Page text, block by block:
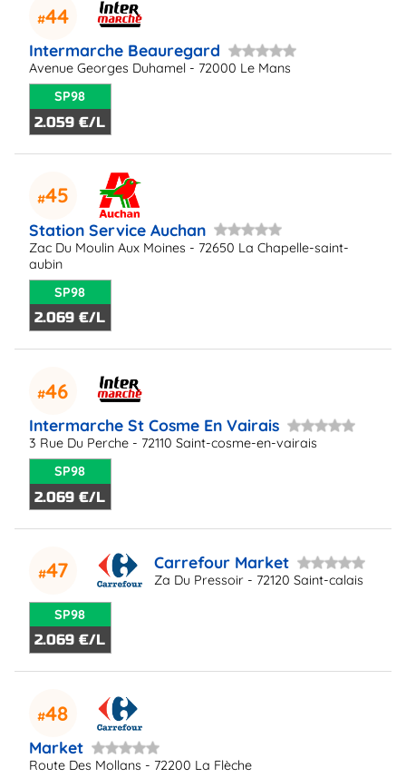
44
Intermarche Beauregard
Avenue Georges Duhamel - 72000 Le Mans
SP98
2.059 €/L
45
Station Service Auchan
Zac Du Moulin Aux Moines - 72650 La Chapelle-saint-
aubin
SP98
2.069 €/L
46
Intermarche St Cosme En Vairais
3 Rue Du Perche - 72110 Saint-cosme-en-vairais
SP98
2.069 €/L
47 Carrefour Market
Za Du Pressoir - 72120 Saint-calais
SP98
2.069 €/L
48
Market
Route Des Mollans - 72200 La Flèche